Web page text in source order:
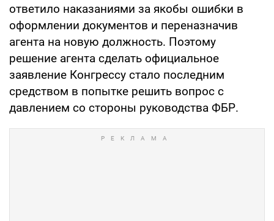
ответило наказаниями за якобы ошибки в
оформлении документов и переназначив
агента на новую должность. Поэтому
решение агента сделать официальное
заявление Конгрессу стало последним
средством в попытке решить вопрос с
давлением со стороны руководства ФБР.